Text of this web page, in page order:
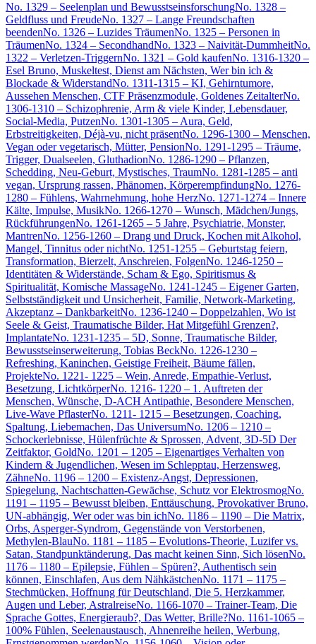
No. 1329 – Seelenplan und BewusstseinsforschungNo. 1328 –
Geldfluss und FreudeNo. 1327 – Lange Freundschaften
beendenNo. 1326 – Luzides TräumenNo. 1325 – Personen in
TräumenNo. 1324 – SecondhandNo. 1323 – Naivität-DummheitNo.
1322 – Verletzen-TriggernNo. 1321 – Gold kaufenNo. 1316-1320 –
Esel Bruno, Muskeltest, Dienst am Nächsten, Wer bin ich &
Blockade & WiderstandNo. 1311-1315 – KI, Gehirntumore,
Aussehen Menschen, CTF Präsenzmodule, Goldenes ZeitalterNo.
1306-1310 – Schizophrenie, Arm & viele Kinder, Lebensdauer,
Social-Media, PutzenNo. 1301-1305 – Aura, Geld,
Erbstreitigkeiten, Déjà-vu, nicht präsentNo. 1296-1300 – Menschen,
Vegan oder vegetarisch, Mütter, PensionNo. 1291-1295 – Träume,
Trigger, Dualseelen, GluthadionNo. 1286-1290 – Pflanzen,
Schedding, Neu-Geburt, Mystisches, TraumNo. 1281-1285 – anti
vegan, Ursprung rassen, Phänomen, KörperempfindungNo. 1276-
1280 – Fühlens, Wahrnehmung, hohe HerzNo. 1271-1274 – Innere
Kälte, Impulse, MusikNo. 1266-1270 – Wunsch, Mädchen/Jungs,
RückführungenNo. 1261-1265 – 5 Jahre, Psychiatrie, Monster,
MantrenNo. 1256-1260 – Drang und Druck, Kochen mit Alkohol,
Mangel, Tinnitus oder nichtNo. 1251-1255 – Geburtstag feiern,
Transformation, Bierzelt, Anschreien, FolgenNo. 1246-1250 –
Identitäten & Widerstände, Scham & Ego, Spiritismus &
Spiritualität, Komische MassageNo. 1241-1245 – Eigener Garten,
Selbstständigkeit und Unsicherheit, Familie, Network-Marketing,
Akzeptanz – DankbarkeitNo. 1236-1240 – Doppelzahlen, Wo ist
Seele & Geist, Traumatische Bilder, Hat Mitgefühl Grenzen?,
ImplantateNo. 1231-1235 – 5D, Sonne, Traumatische Bilder,
Bewusstseinserweiterung, Tobias BeckNo. 1226-1230 –
Refreshing, Kaninchen, Geistige Freiheit, Bäume fällen,
ProjekteNo. 1221- 1225 – Wein, Anrede, Empathie-Verlust,
Besetzung, LichtkörperNo. 1216- 1220 – 1. Auftreten der
Menschen, Wünsche, D-ACH Antipathie, Besondere Menschen,
Live-Wave PflasterNo. 1211- 1215 – Besetzungen, Coaching,
Spaltung, Liebemachen, Das UniversumNo. 1206 – 1210 –
Schockerlebnisse, Hülenfrüchte & Sprossen, Advent, 3D-5D Der
Zeitfaktor, GoldNo. 1201 – 1205 – Eigenartiges Verhalten von
Kindern & Jugendlichen, Wesen im Schlepptau, Herzensweg,
ZähneNo. 1196 – 1200 – Existenz-Angst, Depressionen,
Spiegelung, Nachtschatten-Gewächse, Schutz vor ElektrosmogNo.
1191 – 1195 – Bewusst bleiben, Enttäuschung, Provokativer Bruno,
UN-abhängig, Wer oder was bin ichNo. 1186 – 1190 – Die Matrix,
Orbs, Asperger-Syndrom, Gegenstände von Verstorbenen,
Methylen-BlauNo. 1181 – 1185 – Evolutions-Theorie, Luzifer vs.
Satan, Standpunktänderung, Das macht keinen Sinn, Sich lösenNo.
1176 – 1180 – Epilepsie, Fühlen – Spüren?, Authentisch sein
können, Einschlafen, Aus dem NähkästchenNo. 1171 – 1175 –
Stechmücken, Hoffnung für Deutschland, Die 5. Herzkammer,
Augen und Leber, AstralreiseNo. 1166-1070 – Trainer-Team, Die
Sprache Gottes, Energieraub?, Das Wetter, Brille?No. 1161-1065 –
100% Fühlen, Seelenaustausch, Ahnenreihe heilen, Werbung,